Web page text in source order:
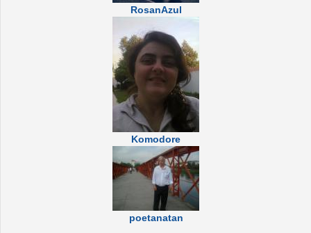
RosanAzul
Komodore
poetanatan